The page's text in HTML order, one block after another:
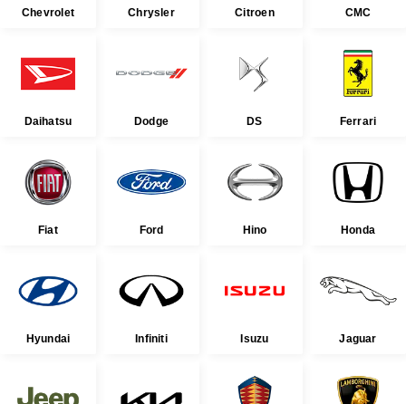
Chevrolet Chrysler Citroen CMC
Daihatsu Dodge DS Ferrari
Fiat Ford Hino Honda
Hyundai Infiniti Isuzu Jaguar